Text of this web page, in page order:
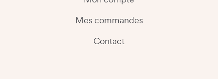
Mes commandes
Contact